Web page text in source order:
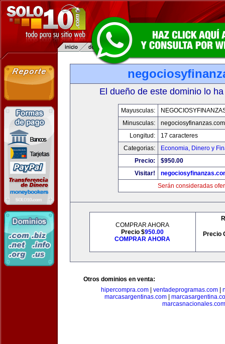
El dueño de este dominio lo
Mayusculas:
Minusculas:
negociosyfinanzas.com
Longitud:
17 caracteres
Categorias:
Economia, Dinero y
Precio:
$950.00
Visitar!
Serán consideradas
COMPRAR AHORA
Precio $950.00
COMPRAR AHORA
Precio
Otros dominios en venta:
hipercompra.com
ventadeprogramas.com
marcasargentinas.com
marcasnacionales.com